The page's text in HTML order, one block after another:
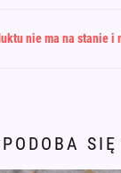
nie ma na stanie i